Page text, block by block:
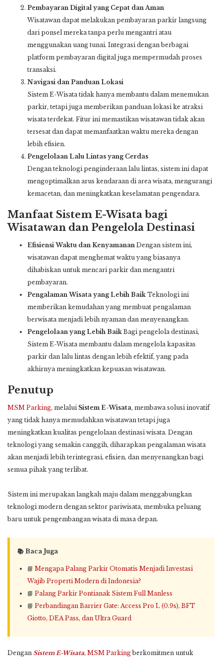
Pembayaran Digital yang Cepat dan Aman
Wisatawan dapat melakukan pembayaran parkir langsung
dari ponsel mereka tanpa perlu mengantri atau
menggunakan uang tunai. Integrasi dengan berbagai
platform pembayaran digital juga mempermudah proses
transaksi.
Navigasi dan Panduan Lokasi
Sistem E-Wisata tidak hanya membantu dalam menemukan
parkir, tetapi juga memberikan panduan lokasi ke atraksi
wisata terdekat. Fitur ini memastikan wisatawan tidak akan
tersesat dan dapat memanfaatkan waktu mereka dengan
lebih efisien.
Pengelolaan Lalu Lintas yang Cerdas
Dengan teknologi penginderaan lalu lintas, sistem ini dapat
mengoptimalkan arus kendaraan di area wisata, mengurangi
kemacetan, dan meningkatkan keselamatan pengendara.
Manfaat Sistem E-Wisata bagi
Wisatawan dan Pengelola Destinasi
Efisiensi Waktu dan Kenyamanan Dengan sistem ini,
wisatawan dapat menghemat waktu yang biasanya
dihabiskan untuk mencari parkir dan mengantri
pembayaran.
Pengalaman Wisata yang Lebih Baik Teknologi ini
memberikan kemudahan yang membuat pengalaman
berwisata menjadi lebih nyaman dan menyenangkan.
Pengelolaan yang Lebih Baik Bagi pengelola destinasi,
Sistem E-Wisata membantu dalam mengelola kapasitas
parkir dan lalu lintas dengan lebih efektif, yang pada
akhirnya meningkatkan kepuasan wisatawan.
Penutup
MSM Parking, melalui Sistem E-Wisata, membawa solusi inovatif
yang tidak hanya memudahkan wisatawan tetapi juga
meningkatkan kualitas pengelolaan destinasi wisata. Dengan
teknologi yang semakin canggih, diharapkan pengalaman wisata
akan menjadi lebih terintegrasi, efisien, dan menyenangkan bagi
semua pihak yang terlibat.
Sistem ini merupakan langkah maju dalam menggabungkan
teknologi modern dengan sektor pariwisata, membuka peluang
baru untuk pengembangan wisata di masa depan.
📚 Baca Juga
📘 Mengapa Palang Parkir Otomatis Menjadi Investasi
Wajib Properti Modern di Indonesia?
📘 Palang Parkir Pontianak Sistem Full Manless
📘 Perbandingan Barrier Gate: Access Pro L (0.9s), BFT
Giotto, DEA Pass, dan Ultra Guard
Dengan Sistem E-Wisata, MSM Parking berkomitmen untuk